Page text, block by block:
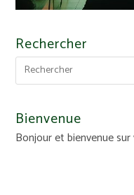
Rechercher
Bienvenue
Bonjour et bienvenue